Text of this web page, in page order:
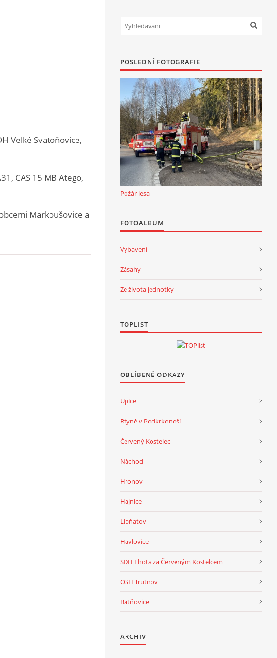
Velké Svatoňovice,
CAS 15 MB Atego,
Markoušovice a
POSLEDNÍ FOTOGRAFIE
Požár lesa
FOTOALBUM
Vybavení
Zásahy
Ze života jednotky
TOPLIST
OBLÍBENÉ ODKAZY
Upice
Rtyně v Podkrkonoší
Červený Kostelec
Náchod
Hronov
Hajnice
Libňatov
Havlovice
SDH Lhota za Červeným Kostelcem
OSH Trutnov
Batňovice
ARCHIV